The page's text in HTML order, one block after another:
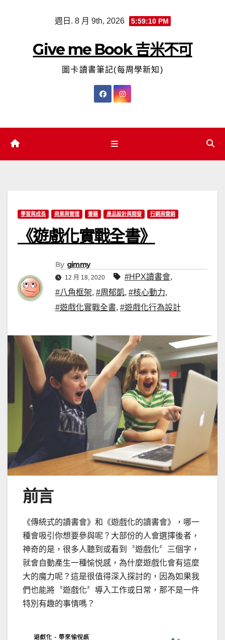
週日. 8 月 9th, 2026 5:59:11 PM
Give me Book 吉米不可
圖卡讀書筆記(每周學新知)
學習與成長 商業與管理 書籍 產品設計與開發 行銷與營銷
《遊戲化實戰全書》
By gimmy
12 月 18, 2020 #HPX讀書會,
#八角框架, #周郁凱, #核心動力,
#遊戲化實戰全書, #遊戲化行為設計
前言
《傳統式的讀書會》和《遊戲化的讀書會》，哪一
種會吸引你想要參與呢？大部份的人會選擇後者，
神奇的是，很多人聽到或看到〝遊戲化〞三個字，
就會自動產生一種愉悦感，為什麼遊戲化會有這麼
大的魔力呢？這是很值得深入探討的，因為如果我
們也能將〝遊戲化〞導入工作或日常，那不是一件
特別有趣的事情嗎？